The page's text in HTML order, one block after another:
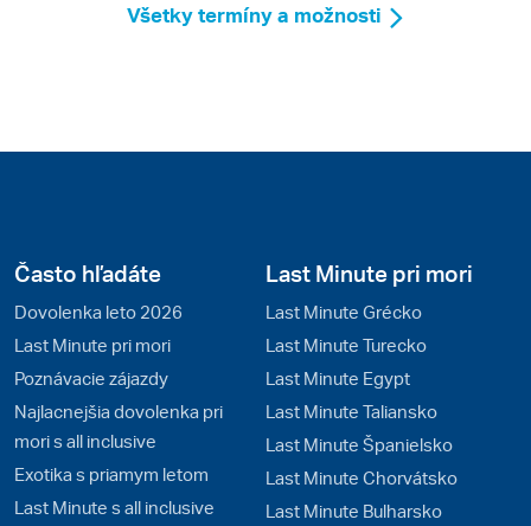
Všetky termíny a možnosti
Často hľadáte
Dovolenka leto 2026
Last Minute pri mori
Poznávacie zájazdy
Najlacnejšia dovolenka pri
mori s all inclusive
Exotika s priamym letom
Last Minute s all inclusive
Last Minute pri mori
Last Minute Grécko
Last Minute Turecko
Last Minute Egypt
Last Minute Taliansko
Last Minute Španielsko
Last Minute Chorvátsko
Last Minute Bulharsko